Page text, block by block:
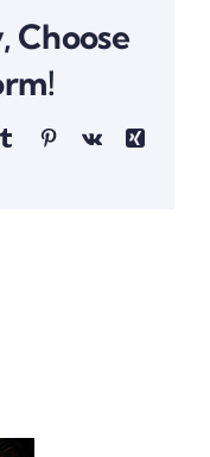
Choose
TumblrPinterestVk
Xing